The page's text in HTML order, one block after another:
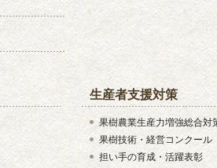
生産者支援対策
果樹農業生産力増強総合対
果樹技術・経営コンクール
担い手の育成・活躍表彰